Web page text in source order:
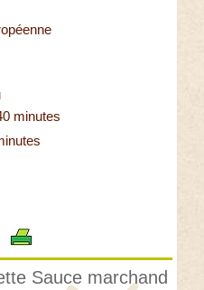
minutes
Sauce marchand